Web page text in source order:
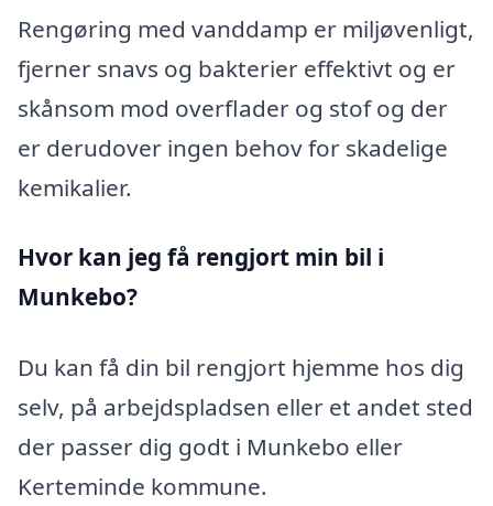
Rengøring med vanddamp er miljøvenligt,
fjerner snavs og bakterier effektivt og er
skånsom mod overflader og stof og der
er derudover ingen behov for skadelige
kemikalier.
Hvor kan jeg få rengjort min bil i
Munkebo?
Du kan få din bil rengjort hjemme hos dig
selv, på arbejdspladsen eller et andet sted
der passer dig godt i Munkebo eller
Kerteminde kommune.